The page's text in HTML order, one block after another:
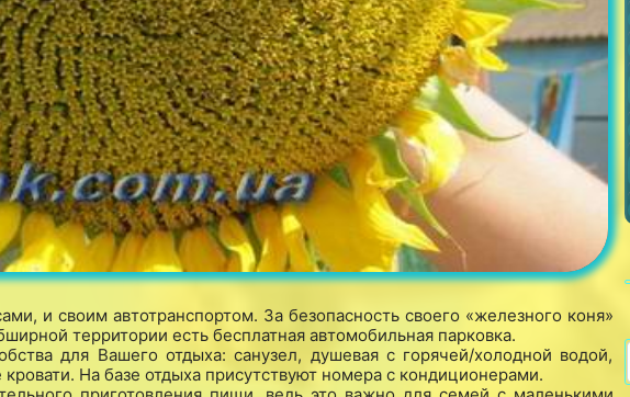
и своим автотранспортом. За безопасность своего «железного коня»
территории есть бесплатная автомобильная парковка.
для Вашего отдыха: санузел, душевая с горячей/холодной водой,
На базе отдыха присутствуют номера с кондиционерами.